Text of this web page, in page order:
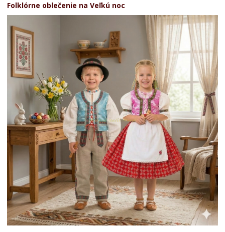
Folklórne oblečenie na Veľkú noc